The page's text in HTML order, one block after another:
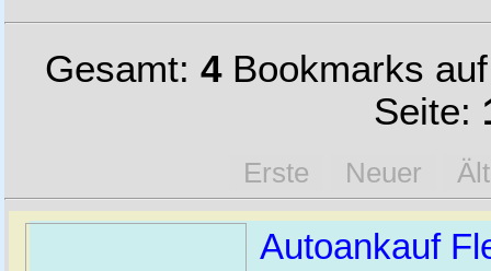
Gesamt: 4Bookmarks
Seite:
Erste Neuer
Autoankauf